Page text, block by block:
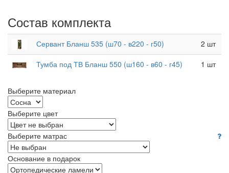
Состав комплекта
Сервант Бланш 535 (ш70 - в220 - г50)
2 шт
Тумба под ТВ Бланш 550 (ш160 - в60 - г45)
1 шт
Выберите материал
Выберите цвет
Выберите матрас
Основание в подарок